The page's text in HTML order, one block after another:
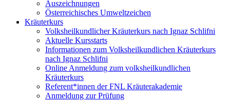
Auszeichnungen
Österreichisches Umweltzeichen
Kräuterkurs
Volksheilkundlicher Kräuterkurs nach Ignaz Schlifni
Aktuelle Kursstarts
Informationen zum Volksheilkundlichen Kräuterkurs
nach Ignaz Schlifni
Online Anmeldung zum volksheilkundlichen
Kräuterkurs
Referent*innen der FNL Kräuterakademie
Anmeldung zur Prüfung